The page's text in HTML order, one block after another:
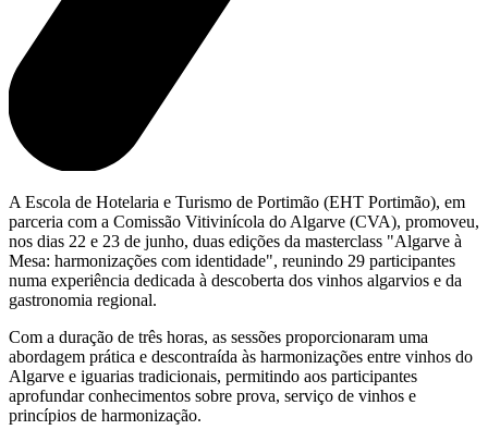
A Escola de Hotelaria e Turismo de Portimão (EHT Portimão), em
parceria com a Comissão Vitivinícola do Algarve (CVA), promoveu,
nos dias 22 e 23 de junho, duas edições da masterclass "Algarve à
Mesa: harmonizações com identidade", reunindo 29 participantes
numa experiência dedicada à descoberta dos vinhos algarvios e da
gastronomia regional.
Com a duração de três horas, as sessões proporcionaram uma
abordagem prática e descontraída às harmonizações entre vinhos do
Algarve e iguarias tradicionais, permitindo aos participantes
aprofundar conhecimentos sobre prova, serviço de vinhos e
princípios de harmonização.